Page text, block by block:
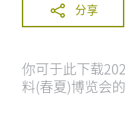
分享
你可于此下载
料(春夏)博览会